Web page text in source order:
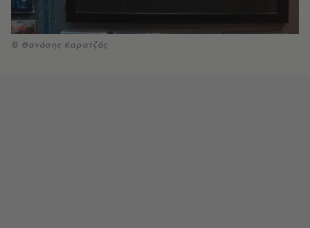
© Θανάσης Καρατζάς